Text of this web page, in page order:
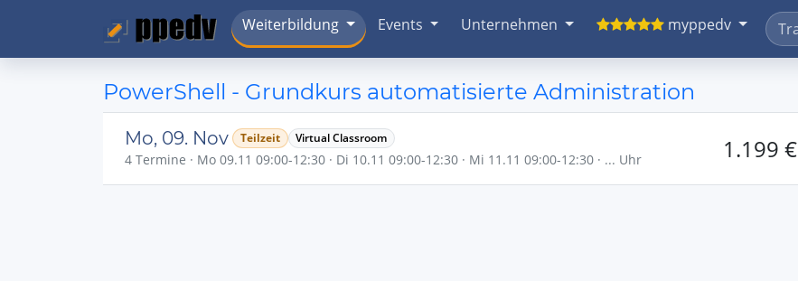
Weiterbildung Events Unternehmen myppedv
PowerShell - Grundkurs automatisierte Administration
Mo, 09. Nov Teilzeit Virtual Classroom
4 Termine · Mo 09.11 09:00-12:30 · Di 10.11 09:00-12:30 · Mi 11.11 09:00-12:30 · ... Uhr 1.199 €